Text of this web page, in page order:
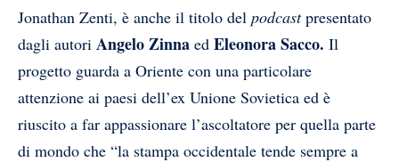
Jonathan Zenti, è anche il titolo del podcastpresentato
dagli autori Angelo Zinna ed Eleonora Sacco. Il
progetto guarda a Oriente con una particolare
attenzione ai paesi dell’ex Unione Sovietica ed è
riuscito a far appassionare l’ascoltatore per quella parte
di mondo che “la stampa occidentale tende sempre a